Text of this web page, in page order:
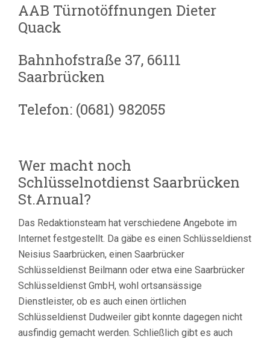
AAB Türnotöffnungen Dieter
Quack
Bahnhofstraße 37, 66111
Saarbrücken
Telefon: (0681) 982055
Wer macht noch
Schlüsselnotdienst Saarbrücken
St.Arnual?
Das Redaktionsteam hat verschiedene Angebote im
Internet festgestellt. Da gäbe es einen Schlüsseldienst
Neisius Saarbrücken, einen Saarbrücker
Schlüsseldienst Beilmann oder etwa eine Saarbrücker
Schlüsseldienst GmbH, wohl ortsansässige
Dienstleister, ob es auch einen örtlichen
Schlüsseldienst Dudweiler gibt konnte dagegen nicht
ausfindig gemacht werden. Schließlich gibt es auch